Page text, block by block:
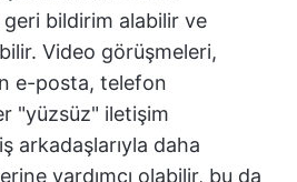
geri bildirim alabilir ve
Video görüşmeleri,
e-posta, telefon
"yüzsüz" iletişim
arkadaşlarıyla daha
yardımcı olabilir, bu da